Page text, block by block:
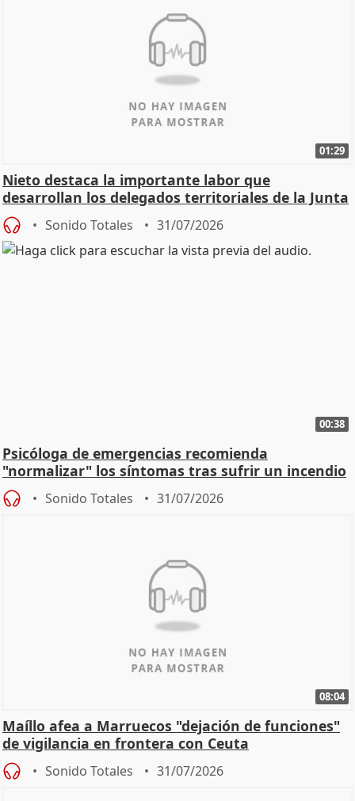
01:29
Nieto destaca la importante labor que
desarrollan los delegados territoriales de la Junta
Sonido Totales 31/07/2026
00:38
Psicóloga de emergencias recomienda
"normalizar" los síntomas tras sufrir un incendio
Sonido Totales 31/07/2026
08:04
Maíllo afea a Marruecos "dejación de funciones"
de vigilancia en frontera con Ceuta
Sonido Totales 31/07/2026